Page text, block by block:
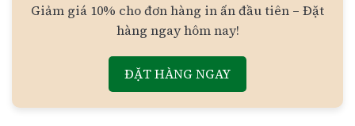
Giảm giá 10% cho đơn hàng in ấn đầu tiên – Đặt
hàng ngay hôm nay!
ĐẶT HÀNG NGAY